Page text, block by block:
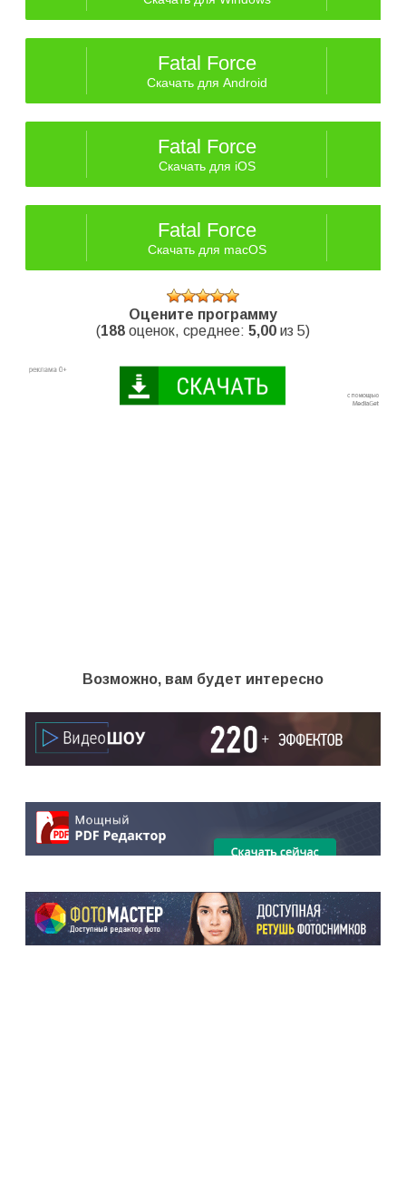
Fatal Force
Скачать для Android
Fatal Force
Скачать для iOS
Fatal Force
Скачать для macOS
Оцените программу
(188 оценок, среднее: 5,00 из 5)
Возможно, вам будет интересно